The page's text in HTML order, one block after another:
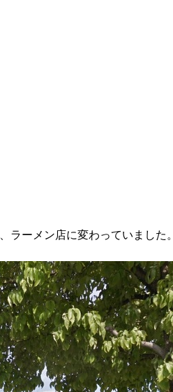
ラーメン店に変わっていました。